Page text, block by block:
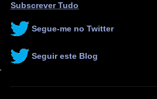
Subscrever Tudo
Segue-me no Twitter
Seguir este Blog